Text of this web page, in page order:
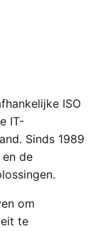
ISO
IT-
Sinds 1989
de
om
te